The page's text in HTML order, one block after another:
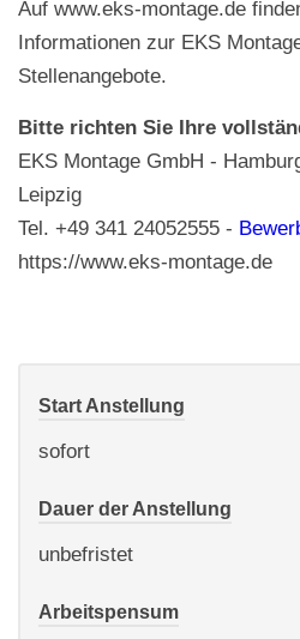
Auf www.eks-montage.de
Informationen zur EKS
Stellenangebote.
Bitte richten Sie Ihre
EKS Montage GmbH -
Leipzig
Tel. +49 341 24052555 -
https://www.eks-montage.de
Start Anstellung
sofort
Dauer der Anstellung
unbefristet
Arbeitspensum